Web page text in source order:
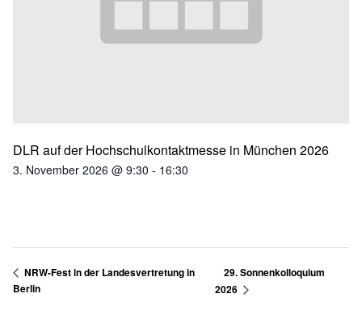
DLR auf der Hochschulkontaktmesse in München 2026
3. November 2026 @ 9:30 - 16:30
NRW-Fest in der Landesvertretung in
Berlin
29. Sonnenkolloquium
2026